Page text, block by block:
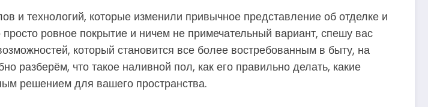
и технологий, которые изменили привычное представление об отделке и
ровное покрытие и ничем не примечательный вариант, спешу вас
который становится все более востребованным в быту, на
разберём, что такое наливной пол, как его правильно делать, какие
решением для вашего пространства.